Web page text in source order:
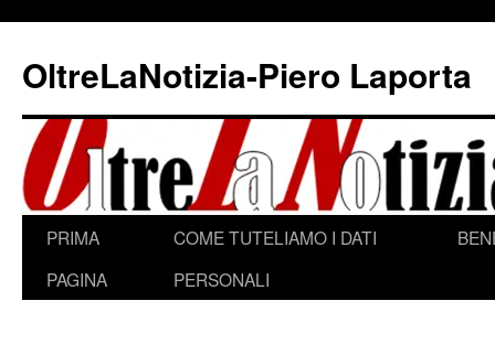
contenuto
OltreLaNotizia-Piero Laporta
PRIMA
PAGINA
COME TUTELIAMO I DATI
PERSONALI